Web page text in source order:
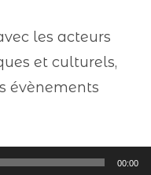
les acteurs
et culturels,
évènements
00:00